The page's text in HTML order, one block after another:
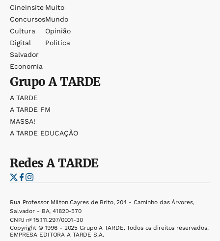
Cineinsite
Concursos
Cultura
Digital
Salvador
Economia
Muito
Mundo
Opinião
Política
GrupoA TARDE
A TARDE
A TARDE FM
MASSA!
A TARDE EDUCAÇÃO
RedesA TARDE
Rua Professor Milton Cayres de Brito, 204 - Caminho das Árvores,
Salvador - BA, 41820-570
CNPJ nº 15.111.297/0001-30
Copyright © 1996 - 2025 Grupo A TARDE. Todos os direitos reservados.
EMPRESA EDITORA A TARDE S.A.